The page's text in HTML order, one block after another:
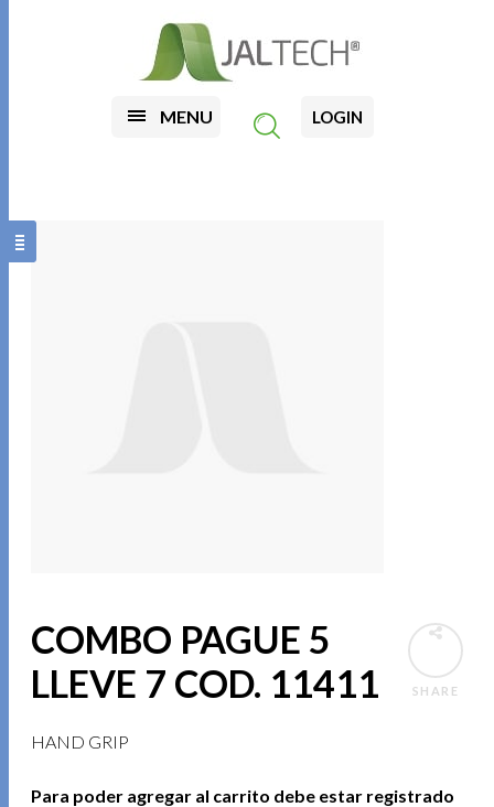
MENU LOGIN
SHARE
COMBO PAGUE 5
LLEVE 7 COD. 11411
HAND GRIP
Para poder agregar al carrito debe estar registrado